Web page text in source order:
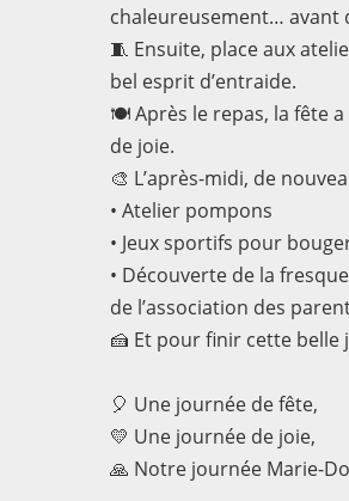
chaleureusement… avant
🧵 Ensuite, place aux
bel esprit d’entraide.
🍽️ Après le repas, la fête
de joie.
🎨 L’après-midi, de
• Atelier pompons
• Jeux sportifs pour
• Découverte de la
de l’association des
🍰 Et pour finir cette belle
🎈 Une journée de fête,
💛 Une journée de joie,
🙏 Notre journée Marie-